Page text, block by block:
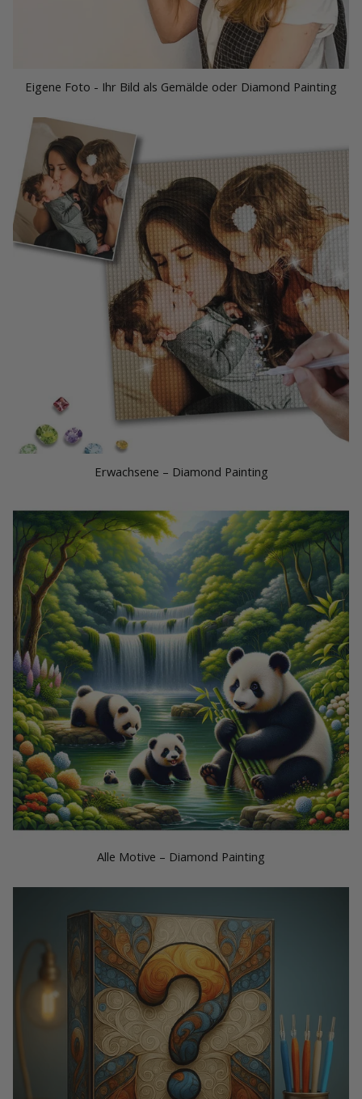
Eigene Foto - Ihr Bild als Gemälde oder Diamond Painting
Erwachsene – Diamond Painting
Alle Motive – Diamond Painting